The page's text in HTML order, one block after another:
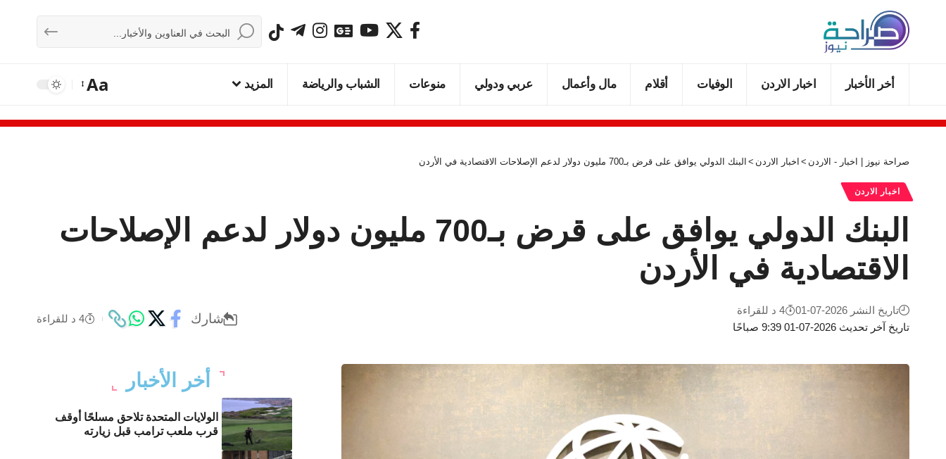
أخر الأخبار اخبار الاردن الوفيات أقلام مال وأعمال عربي ودولي منوعات الشباب والرياضة المزيد Aa
صراحة نيوز | اخبار - الاردن > اخبار الاردن > البنك الدولي يوافق على قرض بـ700 مليون دولار لدعم الإصلاحات الاقتصادية في الأردن
اخبار الاردن
البنك الدولي يوافق على قرض بـ700 مليون دولار لدعم الإصلاحات
الاقتصادية في الأردن
تاريخ آخر تحديث 2026-07-01 9:39 صباحًا
تاريخ النشر 2026-07-01 4 د للقراءة
شارك 4 د للقراءة
أخر الأخبار
الولايات المتحدة تلاحق مسلحًا أوقف
قرب ملعب ترامب قبل زيارته